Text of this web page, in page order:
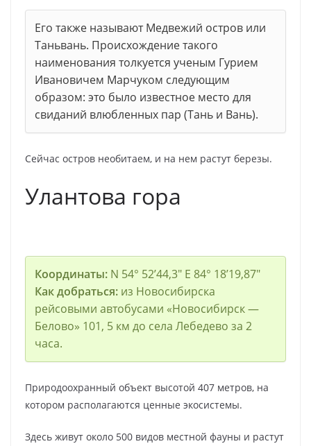
Его также называют Медвежий остров или
Таньвань. Происхождение такого
наименования толкуется ученым Гурием
Ивановичем Марчуком следующим
образом: это было известное место для
свиданий влюбленных пар (Тань и Вань).
Сейчас остров необитаем, и на нем растут березы.
Улантова гора
Координаты:N 54° 52’44,3″ E 84° 18’19,87″
Как добраться:из Новосибирска
рейсовыми автобусами «Новосибирск —
Белово» 101, 5 км до села Лебедево за 2
часа.
Природоохранный объект высотой 407 метров, на
котором располагаются ценные экосистемы.
Здесь живут около 500 видов местной фауны и растут